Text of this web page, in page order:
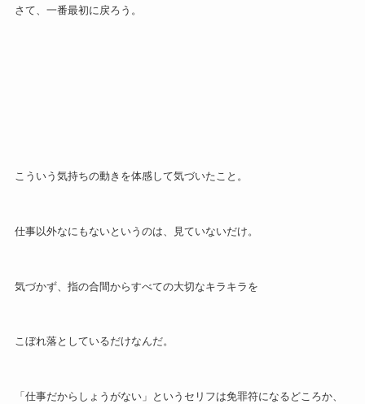
さて、一番最初に戻ろう。
こういう気持ちの動きを体感して気づいたこと。
仕事以外なにもないというのは、見ていないだけ。
気づかず、指の合間からすべての大切なキラキラを
こぼれ落としているだけなんだ。
「仕事だからしょうがない」というセリフは免罪符になるどころか、